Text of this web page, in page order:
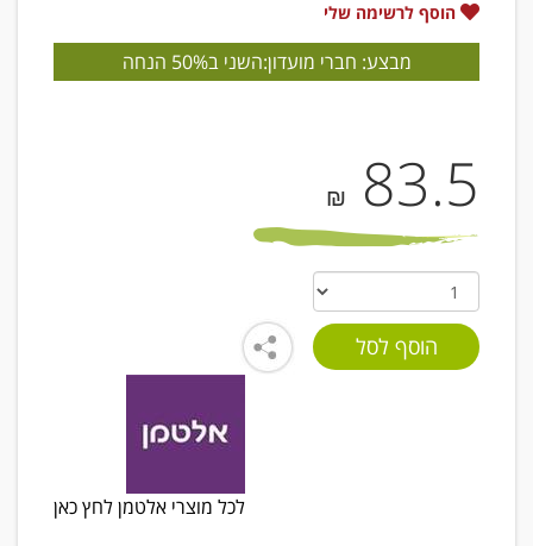
הוסף לרשימה שלי
מבצע: חברי מועדון:השני ב50% הנחה
83.5
₪
לכל מוצרי אלטמן לחץ כאן